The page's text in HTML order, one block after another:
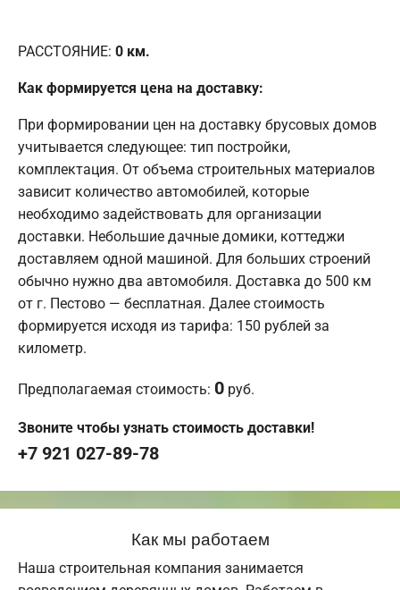
РАССТОЯНИЕ: 0 км.
Как формируется цена на доставку:
При формировании цен на доставку брусовых домов
учитывается следующее: тип постройки,
комплектация. От объема строительных материалов
зависит количество автомобилей, которые
необходимо задействовать для организации
доставки. Небольшие дачные домики, коттеджи
доставляем одной машиной. Для больших строений
обычно нужно два автомобиля. Доставка до 500 км
от г. Пестово — бесплатная. Далее стоимость
формируется исходя из тарифа: 150 рублей за
километр.
Предполагаемая стоимость: 0 руб.
Звоните чтобы узнать стоимость доставки!
+7 921 027-89-78
Как мы работаем
Наша строительная компания занимается